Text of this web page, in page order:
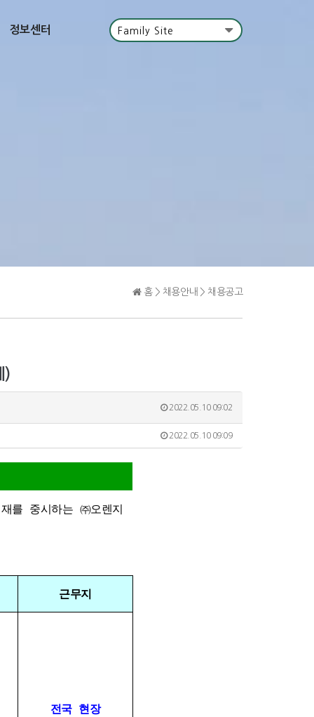
정보센터 Family Site
홈 > 채용안내 > 채용공고
)
2022.05.10 09:02
2022.05.10 09:09
를 중시하는 ㈜오렌지
근무지
전국 현장